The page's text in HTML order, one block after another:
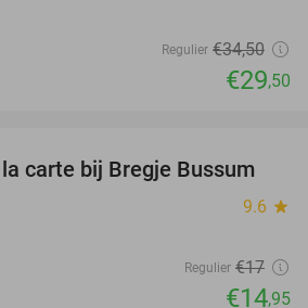
Regulier €34,50
€29,50
12%
carte bij Bregje Bussum
9.6 star
Regulier €17
€14,95